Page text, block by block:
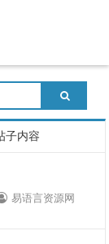
子内容
易语言资源网